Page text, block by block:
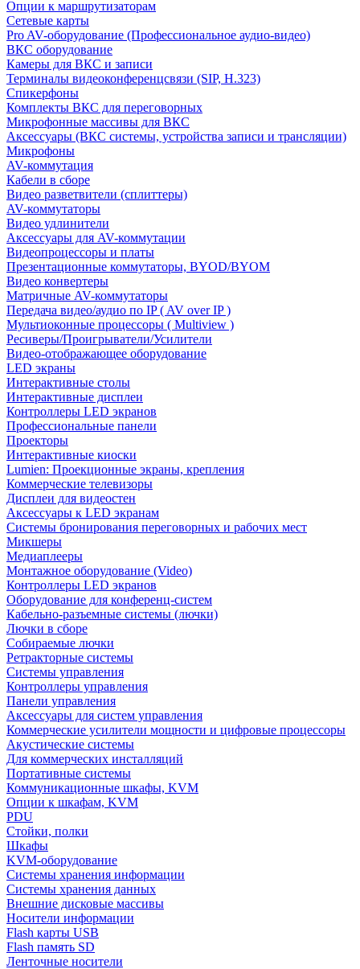
Опции к маршрутизаторам
Сетевые карты
Pro AV-оборудование (Профессиональное аудио-видео)
ВКС оборудование
Камеры для ВКС и записи
Терминалы видеоконференцсвязи (SIP, H.323)
Спикерфоны
Комплекты ВКС для переговорных
Микрофонные массивы для ВКС
Аксессуары (ВКС системы, устройства записи и трансляции)
Микрофоны
AV-коммутация
Кабели в сборе
Видео разветвители (сплиттеры)
AV-коммутаторы
Видео удлинители
Аксессуары для AV-коммутации
Видеопроцессоры и платы
Презентационные коммутаторы, BYOD/BYOM
Видео конвертеры
Матричные AV-коммутаторы
Передача видео/аудио по IP ( AV over IP )
Мультиоконные процессоры ( Multiview )
Ресиверы/Проигрыватели/Усилители
Видео-отображающее оборудование
LED экраны
Интерактивные столы
Интерактивные дисплеи
Контроллеры LED экранов
Профессиональные панели
Проекторы
Интерактивные киоски
Lumien: Проекционные экраны, крепления
Коммерческие телевизоры
Дисплеи для видеостен
Аксессуары к LED экранам
Системы бронирования переговорных и рабочих мест
Микшеры
Медиаплееры
Монтажное оборудование (Video)
Контроллеры LED экранов
Оборудование для конференц-систем
Кабельно-разъемные системы (лючки)
Лючки в сборе
Собираемые лючки
Ретракторные системы
Системы управления
Контроллеры управления
Панели управления
Аксессуары для систем управления
Коммерческие усилители мощности и цифровые процессоры
Акустические системы
Для коммерческих инсталляций
Портативные системы
Коммуникационные шкафы, KVM
Опции к шкафам, KVM
PDU
Стойки, полки
Шкафы
KVM-оборудование
Системы хранения информации
Системы хранения данных
Внешние дисковые массивы
Носители информации
Flash карты USB
Flash память SD
Ленточные носители